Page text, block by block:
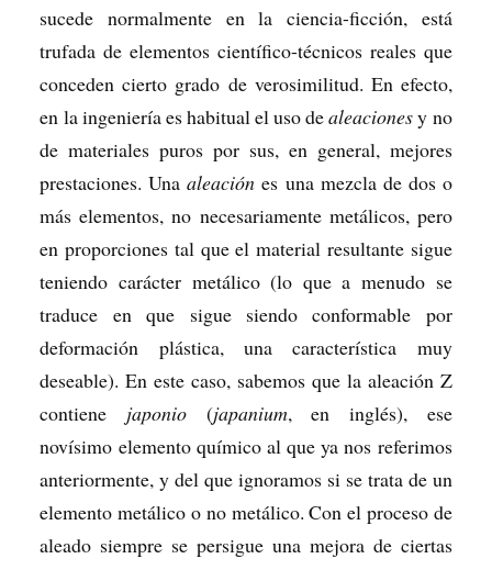
sucede normalmente en la ciencia-ficción, está
trufada de elementos científico-técnicos reales que
conceden cierto grado de verosimilitud. En efecto,
en la ingeniería es habitual el uso dealeacionesy no
de materiales puros por sus, en general, mejores
prestaciones. Unaaleación es una mezcla de dos o
más elementos, no necesariamente metálicos, pero
en proporciones tal que el material resultante sigue
teniendo carácter metálico (lo que a menudo se
traduce en que sigue siendo conformable por
deformación plástica, una característica muy
deseable). En este caso, sabemos que la aleación Z
contiene japonio (japanium, en inglés), ese
novísimo elemento químico al que ya nos referimos
anteriormente, y del que ignoramos si se trata de un
elemento metálico o no metálico. Con el proceso de
aleado siempre se persigue una mejora de ciertas